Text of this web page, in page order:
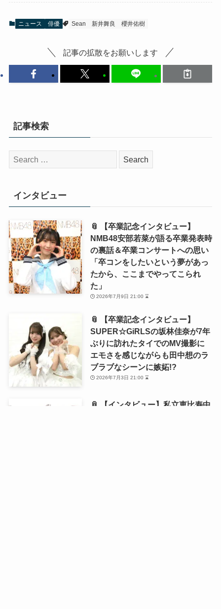
ニュース 俳優 Sean 新井舞良 櫻井佑樹
記事の拡散をお願いします
記事検索
検
索:
インタビュー
📎 【卒業記念インタビュー】
NMB48安部若菜が語る卒業発表時
の裏話＆卒業コンサートへの思い
「卒コンをしたいという夢があっ
たから、ここまでやってこられ
た」
2026年7月9日 21:00 ⌛
📎 【卒業記念インタビュー】
SUPER☆GiRLSの坂林佳奈が7年
ぶりに訪れたタイでのMV撮影に
エモさを感じながらも田中想のラ
ブラブなシーンに嫉妬!?
2026年7月3日 21:00 ⌛
📎 【インタビュー】私立恵比寿中